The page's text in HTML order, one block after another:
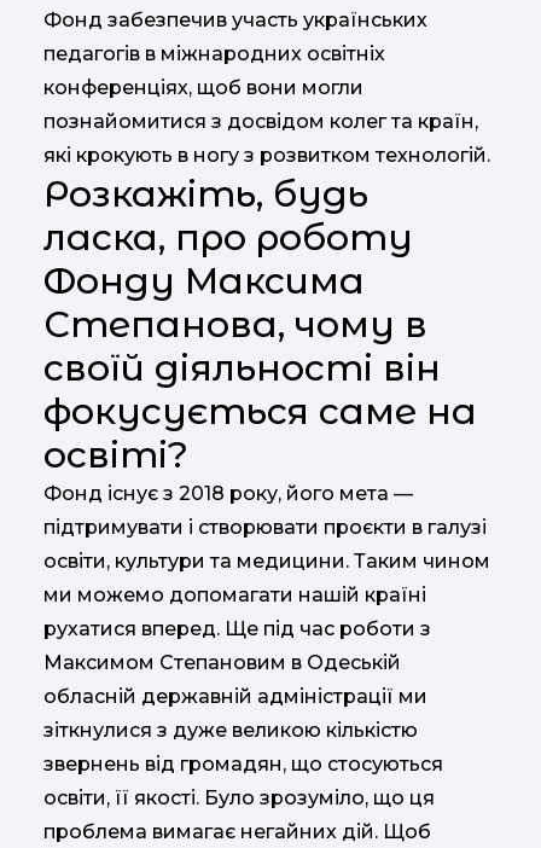
Фонд забезпечив участь українських
педагогів в міжнародних освітніх
конференціях, щоб вони могли
познайомитися з досвідом колег та країн,
які крокують в ногу з розвитком технологій.
Розкажіть, будь
ласка, про роботу
Фонду Максима
Степанова, чому в
своїй діяльності він
фокусується саме на
освіті?
Фонд існує з 2018 року, його мета —
підтримувати і створювати проєкти в галузі
освіти, культури та медицини. Таким чином
ми можемо допомагати нашій країні
рухатися вперед. Ще під час роботи з
Максимом Степановим в Одеській
обласній державній адміністрації ми
зіткнулися з дуже великою кількістю
звернень від громадян, що стосуються
освіти, її якості. Було зрозуміло, що ця
проблема вимагає негайних дій. Щоб